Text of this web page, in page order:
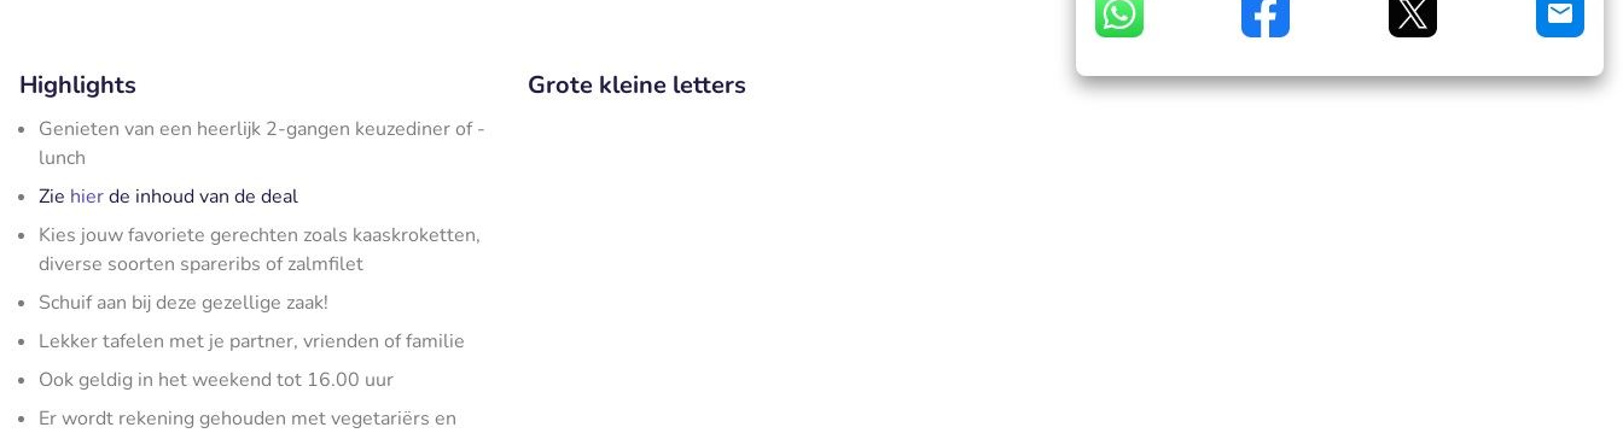
Highlights
Genieten van een heerlijk 2-gangen keuzediner of -
lunch
Zie hierde inhoud van de deal
Kies jouw favoriete gerechten zoals kaaskroketten,
diverse soorten spareribs of zalmfilet
Schuif aan bij deze gezellige zaak!
Lekker tafelen met je partner, vrienden of familie
Ook geldig in het weekend tot 16.00 uur
Er wordt rekening gehouden met vegetariërs en
Grote kleine letters